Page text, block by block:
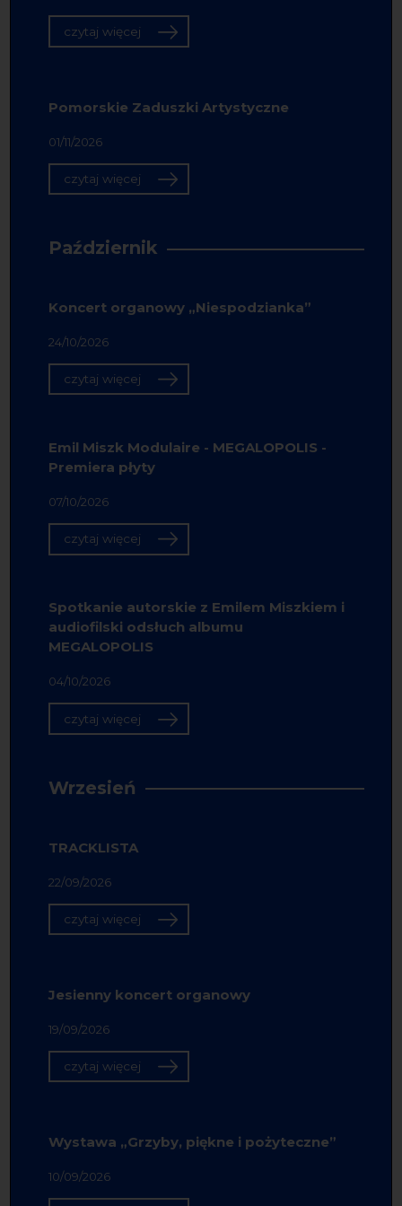
czytaj więcej
Pomorskie Zaduszki Artystyczne
01/11/2026
czytaj więcej
Październik
Koncert organowy „Niespodzianka”
24/10/2026
czytaj więcej
Emil Miszk Modulaire - MEGALOPOLIS -
Premiera płyty
07/10/2026
czytaj więcej
Spotkanie autorskie z Emilem Miszkiem i
audiofilski odsłuch albumu
MEGALOPOLIS
04/10/2026
czytaj więcej
Wrzesień
TRACKLISTA
22/09/2026
czytaj więcej
Jesienny koncert organowy
19/09/2026
czytaj więcej
Wystawa „Grzyby, piękne i pożyteczne”
10/09/2026